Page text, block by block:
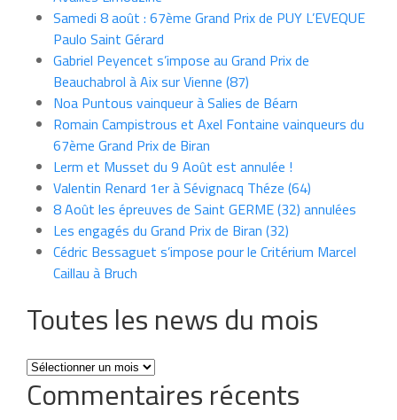
Samedi 8 août : 67ème Grand Prix de PUY L’EVEQUE
Paulo Saint Gérard
Gabriel Peyencet s’impose au Grand Prix de
Beauchabrol à Aix sur Vienne (87)
Noa Puntous vainqueur à Salies de Béarn
Romain Campistrous et Axel Fontaine vainqueurs du
67ème Grand Prix de Biran
Lerm et Musset du 9 Août est annulée !
Valentin Renard 1er à Sévignacq Théze (64)
8 Août les épreuves de Saint GERME (32) annulées
Les engagés du Grand Prix de Biran (32)
Cédric Bessaguet s’impose pour le Critérium Marcel
Caillau à Bruch
Toutes les news du mois
Toutes
les
news
Commentaires récents